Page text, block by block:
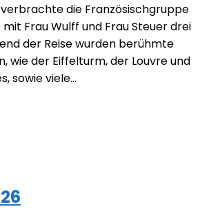
verbrachte die Französischgruppe
Frau Wulff und Frau Steuer drei
der Reise wurden berühmte
wie der Eiffelturm, der Louvre und
sowie viele...